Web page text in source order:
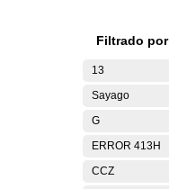
Filtrado por
13
Sayago
G
ERROR 413H
CCZ